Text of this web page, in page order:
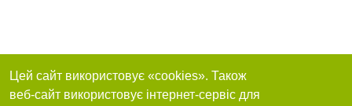
Цей сайт використовує «cookies». Також
веб-сайт використовує інтернет-сервіс для